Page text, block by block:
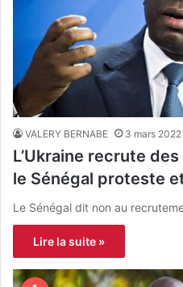
VALERY BERNABE 3 mars 2022
L’Ukraine recrute
le Sénégal proteste
Le Sénégal dit non au
Lire la suite »